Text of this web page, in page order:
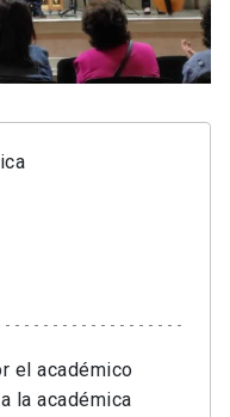
el académico
la académica